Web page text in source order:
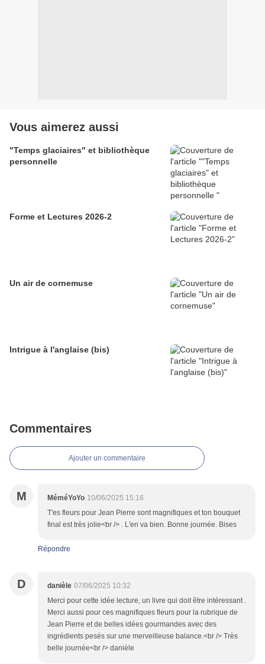
Vous aimerez aussi
"Temps glaciaires" et bibliothèque
personnelle
Forme et Lectures 2026-2
Un air de cornemuse
Intrigue à l'anglaise (bis)
Commentaires
Ajouter un commentaire
M MéméYoYo 10/06/2025 15:16
T'es fleurs pour Jean Pierre sont magnifiques et ton bouquet
final est très jolie<br /> . L'en va bien. Bonne journée. Bises
Répondre
D danièle 07/06/2025 10:32
Merci pour cette idée lecture, un livre qui doit être intéressant .
Merci aussi pour ces magnifiques fleurs pour la rubrique de
Jean Pierre et de belles idées gourmandes avec des
ingrédients pesés sur une merveilleuse balance.<br /> Très
belle journée<br /> danièle